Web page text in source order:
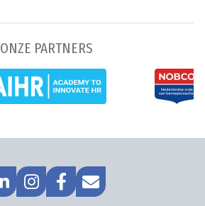
ONZE PARTNERS
GA
NAAR
GO
TO
GA
NAAR
MAIL
NAAR